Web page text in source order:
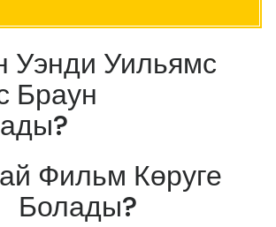
Уэнди Уильямс
Браун
Фильм Көруге
Болады?